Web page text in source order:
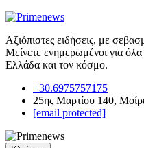
Αξιόπιστες ειδήσεις, με
Μείνετε ενημερωμένοι για
Ελλάδα και τον κόσμο.
+30.6975757175
25ης Μαρτίου 140,
[email protected]